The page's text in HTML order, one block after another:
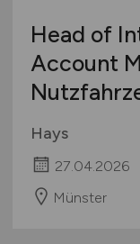
Head of
Account
Hays
27.04.2026
Münster